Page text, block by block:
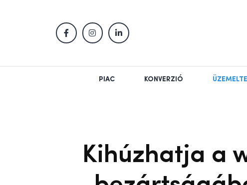
PIAC KONVERZIÓ
Kihúzhatja a